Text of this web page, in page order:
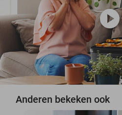
play_circle
Anderen bekeken ook